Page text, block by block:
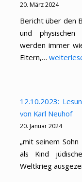
20. März 2024
Bericht über den
und physischen
werden immer
Eltern,…
Museum
der
anderen
Art!
12.10.2023:
von Karl Neuhof
20. Januar 2024
„mit seinem
als Kind
Weltkrieg